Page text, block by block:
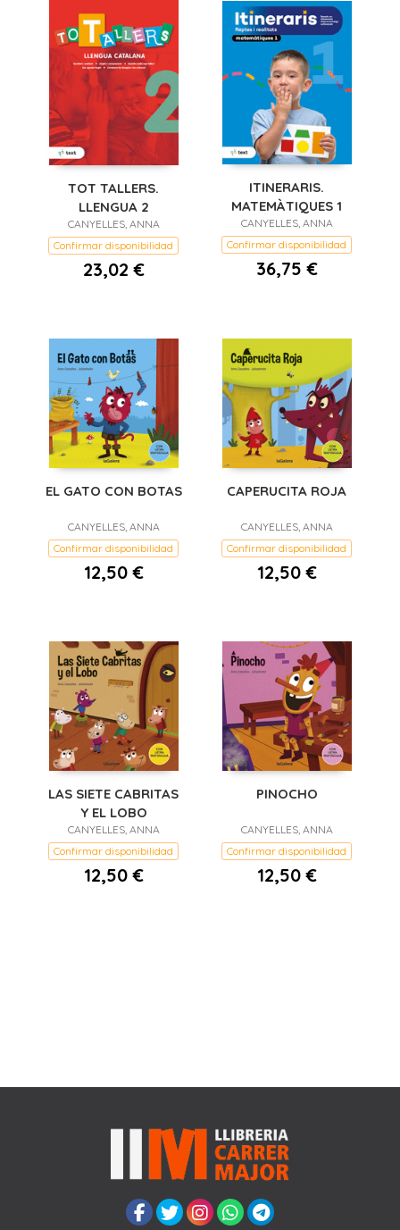
TOT TALLERS.
LLENGUA 2
CANYELLES, ANNA
Confirmar disponibilidad
23,02 €
ITINERARIS.
MATEMÀTIQUES 1
CANYELLES, ANNA
Confirmar disponibilidad
36,75 €
EL GATO CON BOTAS
CANYELLES, ANNA
Confirmar disponibilidad
12,50 €
CAPERUCITA ROJA
CANYELLES, ANNA
Confirmar disponibilidad
12,50 €
LAS SIETE CABRITAS
Y EL LOBO
CANYELLES, ANNA
Confirmar disponibilidad
12,50 €
PINOCHO
CANYELLES, ANNA
Confirmar disponibilidad
12,50 €